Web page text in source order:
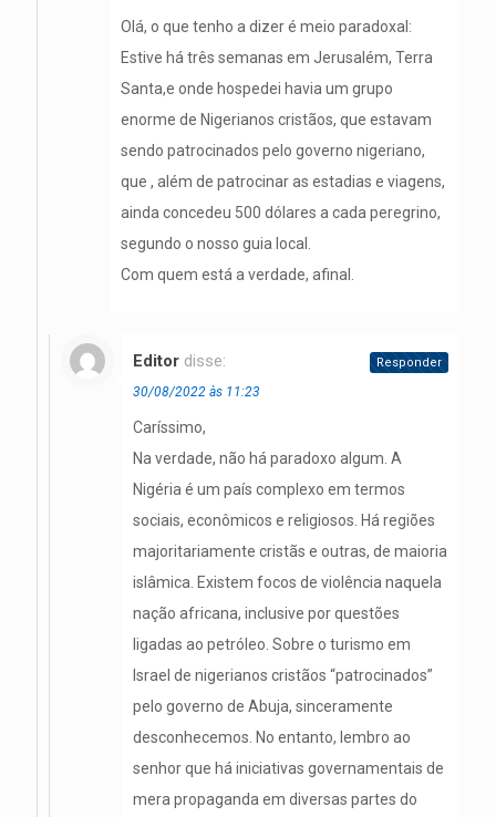
Olá, o que tenho a dizer é meio paradoxal:
Estive há três semanas em Jerusalém, Terra
Santa,e onde hospedei havia um grupo
enorme de Nigerianos cristãos, que estavam
sendo patrocinados pelo governo nigeriano,
que , além de patrocinar as estadias e viagens,
ainda concedeu 500 dólares a cada peregrino,
segundo o nosso guia local.
Com quem está a verdade, afinal.
Editor disse:
30/08/2022 às 11:23
Caríssimo,
Na verdade, não há paradoxo algum. A
Nigéria é um país complexo em termos
sociais, econômicos e religiosos. Há regiões
majoritariamente cristãs e outras, de maioria
islâmica. Existem focos de violência naquela
nação africana, inclusive por questões
ligadas ao petróleo. Sobre o turismo em
Israel de nigerianos cristãos “patrocinados”
pelo governo de Abuja, sinceramente
desconhecemos. No entanto, lembro ao
senhor que há iniciativas governamentais de
mera propaganda em diversas partes do
Responder